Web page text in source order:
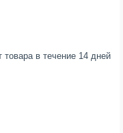
товара в течение 14 дней